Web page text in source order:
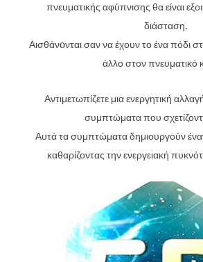
πνευματικής αφύπνισης θα είναι
διάσταση.
Αισθάνoνται σαν να έχουν το ένα πόδι
άλλο στον πνευματικό
Αντιμετωπίζετε μια ενεργητική
συμπτώματα που
Αυτά τα συμπτώματα δημιουργούν
καθαρίζοντας την ενεργειακή